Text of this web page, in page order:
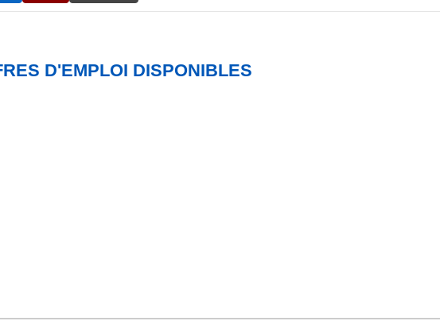
D'EMPLOI DISPONIBLES